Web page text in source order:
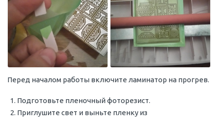
Перед началом работы включите ламинатор на прогрев.
Подготовьте пленочный фоторезист.
Приглушите свет и выньте пленку из